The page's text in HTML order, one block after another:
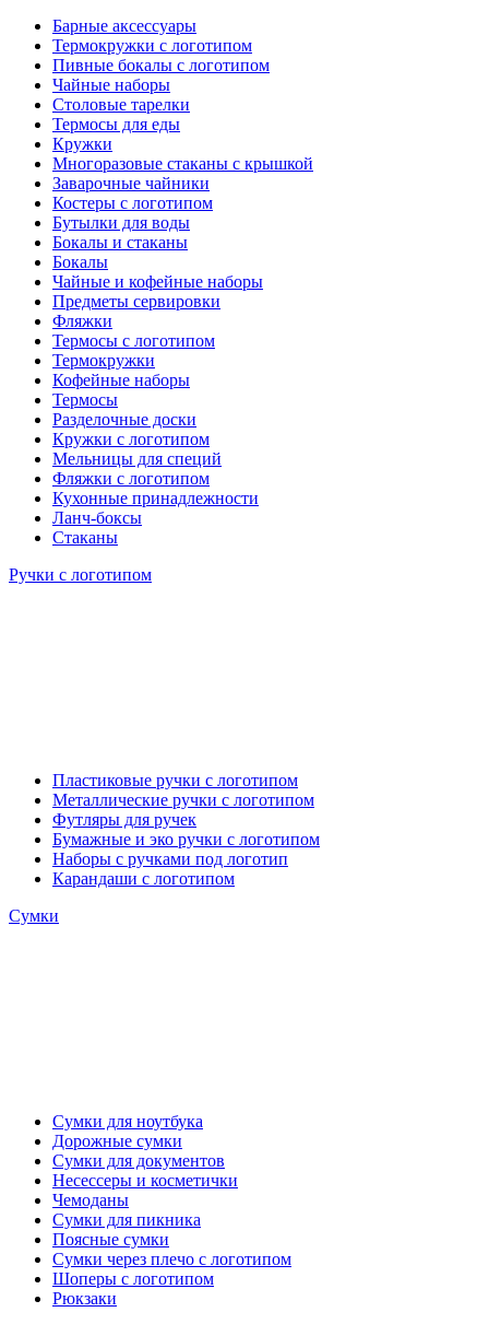
Барные аксессуары
Термокружки с логотипом
Пивные бокалы с логотипом
Чайные наборы
Столовые тарелки
Термосы для еды
Кружки
Многоразовые стаканы с крышкой
Заварочные чайники
Костеры с логотипом
Бутылки для воды
Бокалы и стаканы
Бокалы
Чайные и кофейные наборы
Предметы сервировки
Фляжки
Термосы с логотипом
Термокружки
Кофейные наборы
Термосы
Разделочные доски
Кружки с логотипом
Мельницы для специй
Фляжки с логотипом
Кухонные принадлежности
Ланч-боксы
Стаканы
Ручки с логотипом
Пластиковые ручки с логотипом
Металлические ручки с логотипом
Футляры для ручек
Бумажные и эко ручки с логотипом
Наборы с ручками под логотип
Карандаши с логотипом
Сумки
Сумки для ноутбука
Дорожные сумки
Сумки для документов
Несессеры и косметички
Чемоданы
Сумки для пикника
Поясные сумки
Сумки через плечо с логотипом
Шоперы с логотипом
Рюкзаки